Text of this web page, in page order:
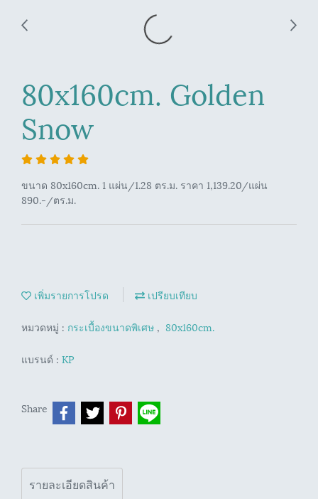
80x160cm. Golden
Snow
ขนาด 80x160cm. 1 แผ่น/1.28 ตร.ม. ราคา 1,139.20/แผ่น
890.-/ตร.ม.
เพิ่มรายการโปรด เปรียบเทียบ
หมวดหมู่ : กระเบื้องขนาดพิเศษ , 80x160cm.
แบรนด์ : KP
Share
รายละเอียดสินค้า